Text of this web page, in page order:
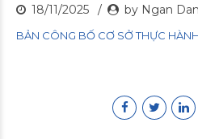
18/11/2025 by Ngan
BẢN CÔNG BỐ CƠ SỞ THỰC